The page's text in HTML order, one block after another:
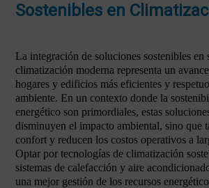
Sostenibles en
La integración de soluciones sostenibles en
climatización moderna representa un
hogares y edificios más eficientes y
ambiente. En un contexto donde la
energético son primordiales, estas
disminuyen el impacto ambiental, sino que
confort y reducen los costos operativos a
Optar por tecnologías de climatización
sistemas de calefacción y aire
una mejor gestión de los recursos